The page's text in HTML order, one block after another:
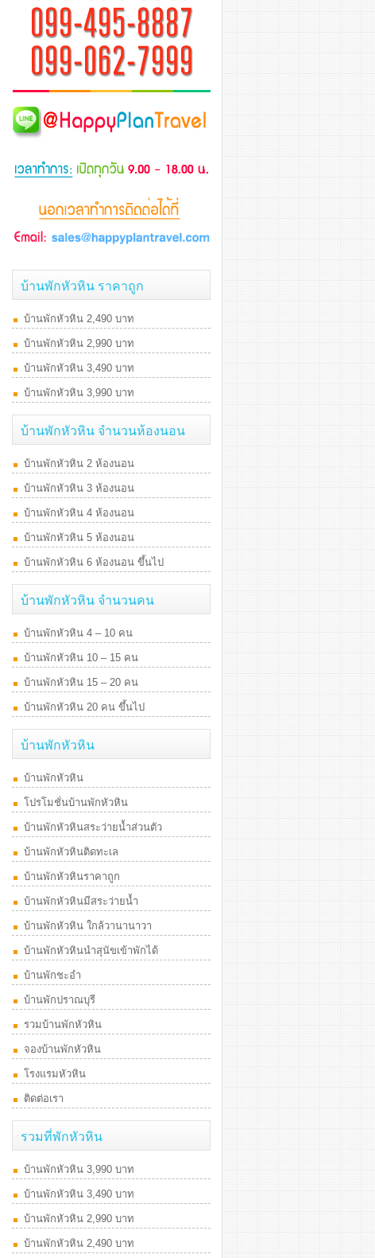
บ้านพักหัวหิน ราคาถูก
บ้านพักหัวหิน 2,490 บาท
บ้านพักหัวหิน 2,990 บาท
บ้านพักหัวหิน 3,490 บาท
บ้านพักหัวหิน 3,990 บาท
บ้านพักหัวหิน จำนวนห้องนอน
บ้านพักหัวหิน 2 ห้องนอน
บ้านพักหัวหิน 3 ห้องนอน
บ้านพักหัวหิน 4 ห้องนอน
บ้านพักหัวหิน 5 ห้องนอน
บ้านพักหัวหิน 6 ห้องนอน ขึ้นไป
บ้านพักหัวหิน จำนวนคน
บ้านพักหัวหิน 4 – 10 คน
บ้านพักหัวหิน 10 – 15 คน
บ้านพักหัวหิน 15 – 20 คน
บ้านพักหัวหิน 20 คน ขึ้นไป
บ้านพักหัวหิน
บ้านพักหัวหิน
โปรโมชั่นบ้านพักหัวหิน
บ้านพักหัวหินสระว่ายน้ำส่วนตัว
บ้านพักหัวหินติดทะเล
บ้านพักหัวหินราคาถูก
บ้านพักหัวหินมีสระว่ายน้ำ
บ้านพักหัวหิน ใกล้วานานาวา
บ้านพักหัวหินนำสุนัขเข้าพักได้
บ้านพักชะอำ
บ้านพักปราณบุรี
รวมบ้านพักหัวหิน
จองบ้านพักหัวหิน
โรงแรมหัวหิน
ติดต่อเรา
รวมที่พักหัวหิน
บ้านพักหัวหิน 3,990 บาท
บ้านพักหัวหิน 3,490 บาท
บ้านพักหัวหิน 2,990 บาท
บ้านพักหัวหิน 2,490 บาท